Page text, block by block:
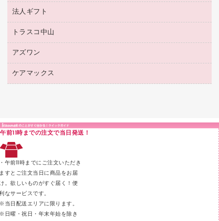
パイプ式ファイル
その他ファイル
クリヤーホルダー
クリヤーブック（差替式）
クリヤーブック（固定式）
Ｚ式ファイル
２穴リフィル・２穴インデックス
ボールペン（油性）
ボールペン（ゲルインク）
シャープペンシル用替芯
接着用品
針なしステープラー
紙めくり
裁断機
印章用品
ラベル類
メンディングテープ
メッシュケース／ペンケース
フロアケース
陳列什器
紙手提げ袋
レジ・ポリ袋
ディスプレイ用品
カウンター／お会計用品
東急ハンズ
法人ギフト
高島屋
高島屋（食品・飲料）
カウネットギフト（食品・飲料）
トラスコ中山
建築・作業用品
アズワン
医療・介護用品（食品・飲料・食添製品）
ケアマックス
午前11時までの注文で当日発送！
午前11時までにご注文いただき
すとご注文当日に商品をお届
。欲しいものがすぐ届く！便
なサービスです。
当日配送エリアに限ります。
日曜・祝日・年末年始を除き